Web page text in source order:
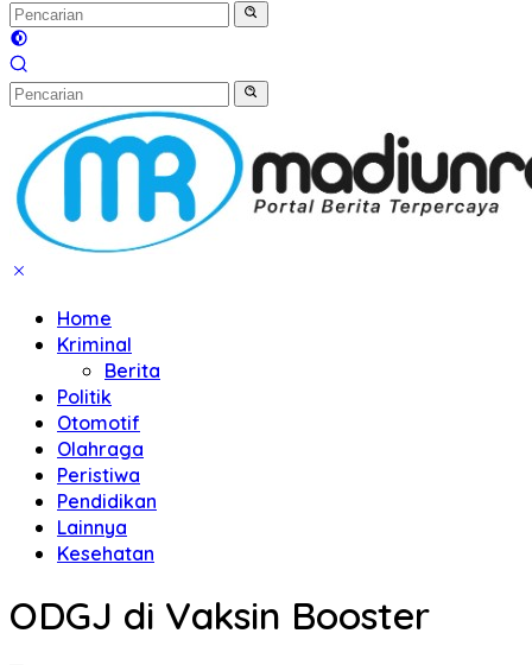
Home
Kriminal
Berita
Politik
Otomotif
Olahraga
Peristiwa
Pendidikan
Lainnya
Kesehatan
ODGJ di Vaksin Booster